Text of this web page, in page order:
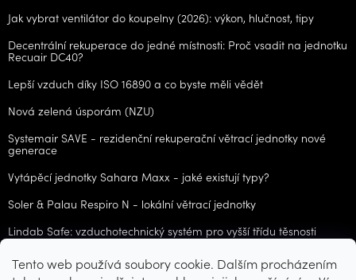
Tento web používá soubory cookie. Dalším procházením
Jak vybrat ventilátor do koupelny (2026): výkon, hlučnost, tipy
Decentrální rekuperace do jedné místnosti: Proč vsadit na jednotku
Recuair DC40?
Lepší vzduch díky ISO 16890 a co byste měli vědět
Nová zelená úsporám (NZU)
Systemair SAVE - rezidenční rekuperační větrací jednotky nové
generace
Vytápěcí jednotky Sahara Maxx - jaké existují typy?
Soler & Palau Respiro N - lokální větrací jednotky
Lindab Safe: vzduchotechnický systém pro vyšší třídu těsnosti
ARCHIV